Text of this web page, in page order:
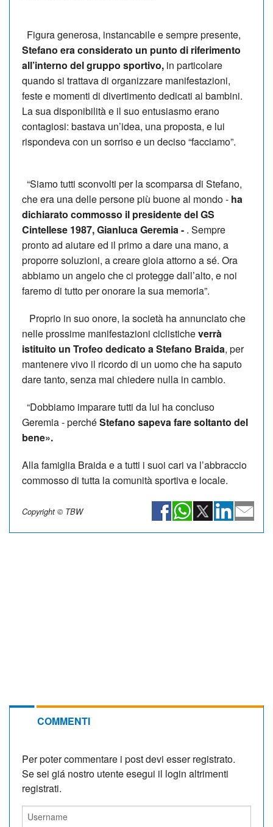
Figura generosa, instancabile e sempre presente,
Stefano era considerato un punto di riferimento
all’interno del gruppo sportivo, in particolare
quando si trattava di organizzare manifestazioni,
feste e momenti di divertimento dedicati ai bambini.
La sua disponibilità e il suo entusiasmo erano
contagiosi: bastava un’idea, una proposta, e lui
rispondeva con un sorriso e un deciso “facciamo”.
“Siamo tutti sconvolti per la scomparsa di Stefano,
che era una delle persone più buone al mondo - ha
dichiarato commosso il presidente del GS
Cintellese 1987, Gianluca Geremia - . Sempre
pronto ad aiutare ed il primo a dare una mano, a
proporre soluzioni, a creare gioia attorno a sé. Ora
abbiamo un angelo che ci protegge dall’alto, e noi
faremo di tutto per onorare la sua memoria”.
Proprio in suo onore, la società ha annunciato che
nelle prossime manifestazioni ciclisticheverrà
istituito un Trofeo dedicato a Stefano Braida, per
mantenere vivo il ricordo di un uomo che ha saputo
dare tanto, senza mai chiedere nulla in cambio.
“Dobbiamo imparare tutti da lui ha concluso
Geremia - perchéStefano sapeva fare soltanto del
bene».
Alla famiglia Braida e a tutti i suoi cari va l’abbraccio
commosso di tutta la comunità sportiva e locale.
Copyright © TBW
COMMENTI
Per poter commentare i post devi esser registrato.
Se sei giá nostro utente esegui il login altrimenti
registrati.